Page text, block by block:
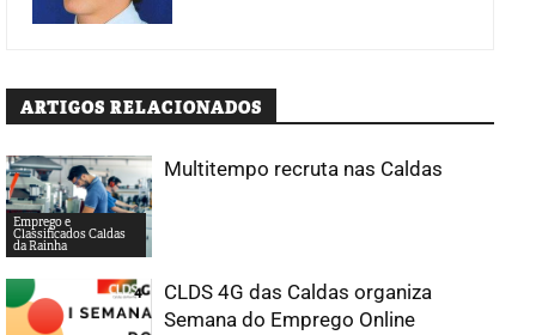
ARTIGOS RELACIONADOS
Emprego e
Classificados Caldas
da Rainha
Multitempo recruta nas Caldas
CLDS 4G das Caldas organiza
Semana do Emprego Online